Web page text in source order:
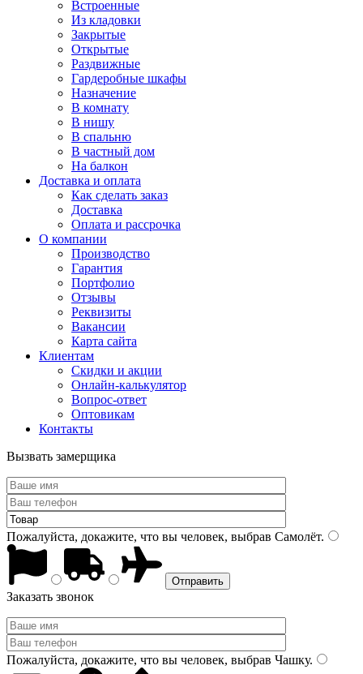
Встроенные
Из кладовки
Закрытые
Открытые
Раздвижные
Гардеробные шкафы
Назначение
В комнату
В нишу
В спальню
В частный дом
На балкон
Доставка и оплата
Как сделать заказ
Доставка
Оплата и рассрочка
О компании
Производство
Гарантия
Портфолио
Отзывы
Реквизиты
Вакансии
Карта сайта
Клиентам
Скидки и акции
Онлайн-калькулятор
Вопрос-ответ
Оптовикам
Контакты
Вызвать замерщика
Пожалуйста, докажите, что вы человек, выбрав Самолёт.
Заказать звонок
Пожалуйста, докажите, что вы человек, выбрав Чашку.